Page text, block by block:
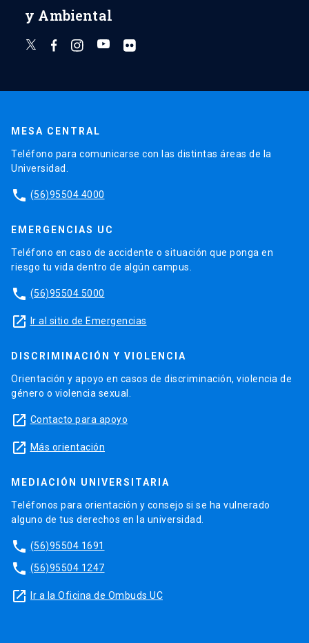
y Ambiental
MESA CENTRAL
Teléfono para comunicarse con las distintas áreas de la
Universidad.
phone (56)95504 4000
EMERGENCIAS UC
Teléfono en caso de accidente o situación que ponga en
riesgo tu vida dentro de algún campus.
phone (56)95504 5000
launch Ir al sitio de Emergencias
DISCRIMINACIÓN Y VIOLENCIA
Orientación y apoyo en casos de discriminación, violencia de
género o violencia sexual.
launch Contacto para apoyo
launch Más orientación
MEDIACIÓN UNIVERSITARIA
Teléfonos para orientación y consejo si se ha vulnerado
alguno de tus derechos en la universidad.
phone (56)95504 1691
phone (56)95504 1247
launch Ir a la Oficina de Ombuds UC